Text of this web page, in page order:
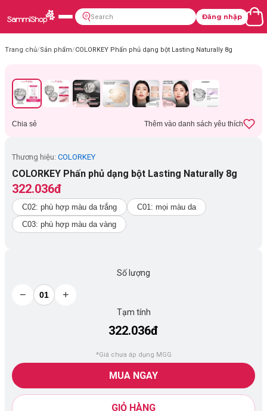
Đăng nhập
Trang chủ/Sản phẩm/COLORKEY Phấn phủ dạng bột Lasting Naturally 8g
Chia sẻ Thêm vào danh sách yêu thích
Thương hiệu: COLORKEY
COLORKEY Phấn phủ dạng bột Lasting Naturally 8g
322.036đ
C02: phù hợp màu da trắng
C01: mọi màu da
C03: phù hợp màu da vàng
Số lượng
− +
Tạm tính
322.036đ
*Giá chưa áp dụng MGG
MUA NGAY
GIỎ HÀNG